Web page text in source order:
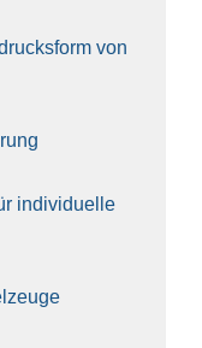
von
indi­vi­du­el­le